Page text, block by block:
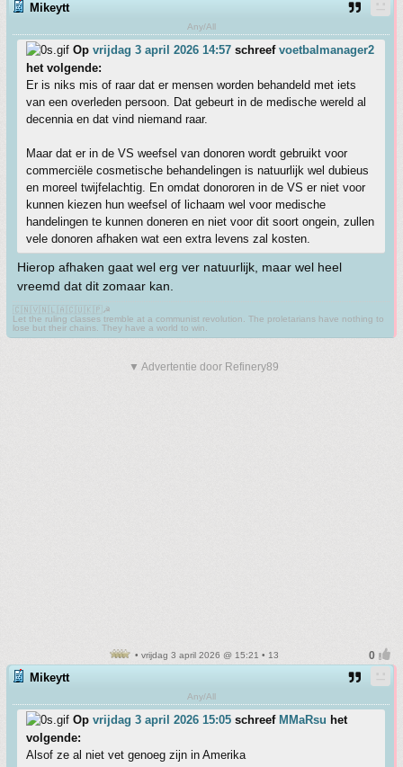
Mikeytt
Any/All
Op vrijdag 3 april 2026 14:57 schreef voetbalmanager2
het volgende:
Er is niks mis of raar dat er mensen worden behandeld met iets
van een overleden persoon. Dat gebeurt in de medische wereld al
decennia en dat vind niemand raar.
Maar dat er in de VS weefsel van donoren wordt gebruikt voor
commerciële cosmetische behandelingen is natuurlijk wel dubieus
en moreel twijfelachtig. En omdat donororen in de VS er niet voor
kunnen kiezen hun weefsel of lichaam wel voor medische
handelingen te kunnen doneren en niet voor dit soort ongein, zullen
vele donoren afhaken wat een extra levens zal kosten.
Hierop afhaken gaat wel erg ver natuurlijk, maar wel heel
vreemd dat dit zomaar kan.
🇨🇳🇻🇳🇱🇦🇨🇺🇰🇵☭
Let the ruling classes tremble at a communist revolution. The proletarians have nothing to
lose but their chains. They have a world to win.
▼ Advertentie door Refinery89
• vrijdag 3 april 2026 @ 15:21 • 13
Mikeytt
Any/All
Op vrijdag 3 april 2026 15:05 schreef MMaRsu het
volgende:
Alsof ze al niet vet genoeg zijn in Amerika